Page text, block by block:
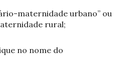
maternidade urbano” ou
rural;
no nome do